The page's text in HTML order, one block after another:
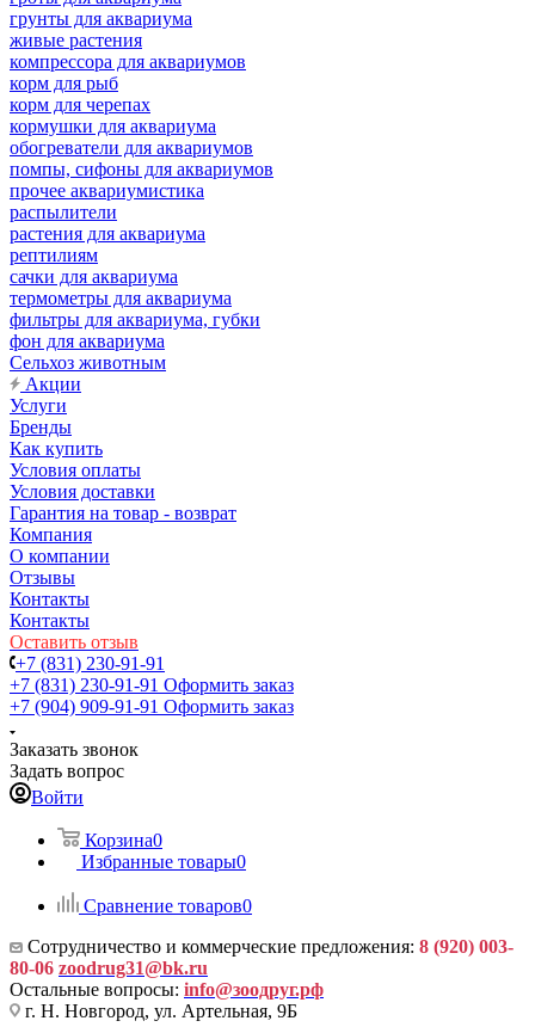
грунты для аквариума
живые растения
компрессора для аквариумов
корм для рыб
корм для черепах
кормушки для аквариума
обогреватели для аквариумов
помпы, сифоны для аквариумов
прочее аквариумистика
распылители
растения для аквариума
рептилиям
сачки для аквариума
термометры для аквариума
фильтры для аквариума, губки
фон для аквариума
Сельхоз животным
Акции
Услуги
Бренды
Как купить
Условия оплаты
Условия доставки
Гарантия на товар - возврат
Компания
О компании
Отзывы
Контакты
Контакты
Оставить отзыв
+7 (831) 230-91-91
+7 (831) 230-91-91 Оформить заказ
+7 (904) 909-91-91 Оформить заказ
Заказать звонок
Задать вопрос
Войти
Корзина0
Избранные товары0
Сравнение товаров0
Сотрудничество и коммерческие предложения: 8 (920) 003-
80-06 zoodrug31@bk.ru
Остальные вопросы: info@зоодруг.рф
г. Н. Новгород, ул. Артельная, 9Б